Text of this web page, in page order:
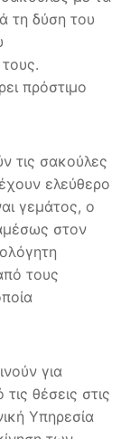
τη δύση του
πρόστιμο
τις σακούλες
ελεύθερο
γεμάτος, ο
στον
τους
για
θέσεις στις
Υπηρεσία